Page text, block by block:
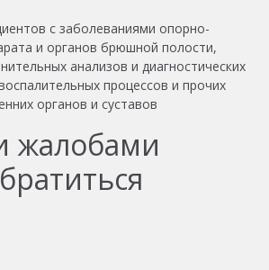
с заболеваниями опорно-
и органов брюшной полости,
анализов и диагностических
процессов и прочих
органов и суставов
жалобами